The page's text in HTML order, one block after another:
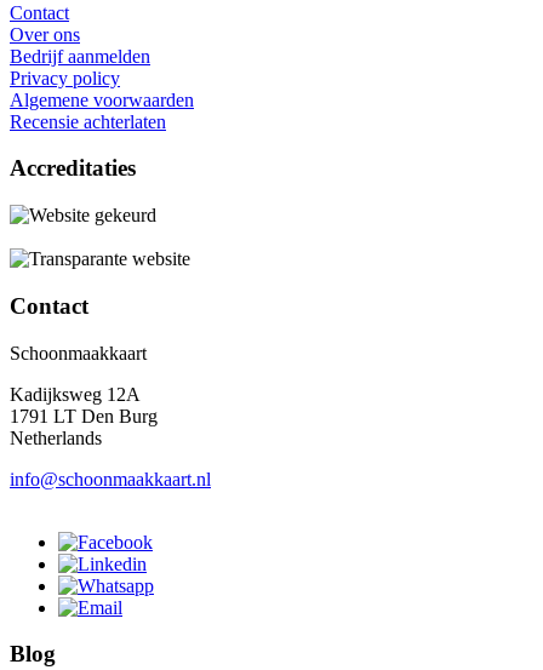
Contact
Over ons
Bedrijf aanmelden
Privacy policy
Algemene voorwaarden
Recensie achterlaten
Accreditaties
Contact
Schoonmaakkaart
Kadijksweg 12A
1791 LT Den Burg
Netherlands
info@schoonmaakkaart.nl
Blog